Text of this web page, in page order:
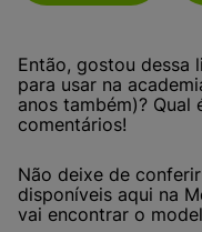
Então, gostou dessa
para usar na
anos também)?
comentários!
Não deixe de
disponíveis aqui na
vai encontrar o